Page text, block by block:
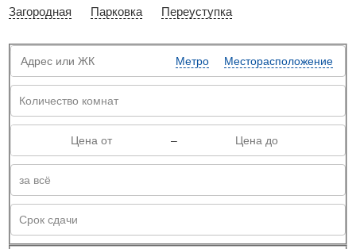
Загородная Парковка Переуступка
Метро Месторасположение
–